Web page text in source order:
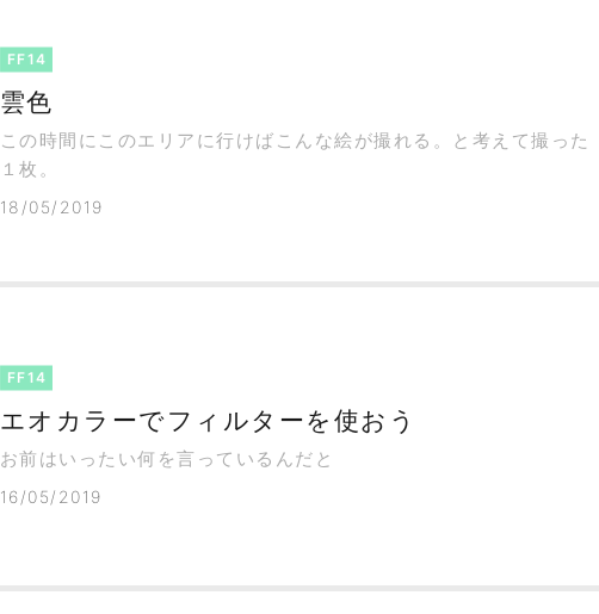
FF14
雲色
この時間にこのエリアに行けばこんな絵が撮れる。と考えて撮った
１枚。
18/05/2019
FF14
エオカラーでフィルターを使おう
お前はいったい何を言っているんだと
16/05/2019